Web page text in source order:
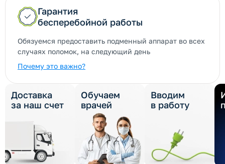
Гарантия
бесперебойной работы
Обязуемся предоставить подменный аппарат во всех
случаях поломок, на следующий день
Почему это важно?
Доставка
за наш счет
Обучаем
врачей
Вводим
в работу